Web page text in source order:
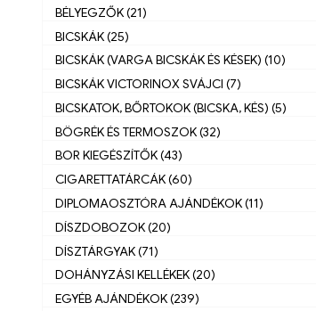
BÉLYEGZŐK (21)
BICSKÁK (25)
BICSKÁK (VARGA BICSKÁK ÉS KÉSEK) (10)
BICSKÁK VICTORINOX SVÁJCI (7)
BICSKATOK, BŐRTOKOK (BICSKA, KÉS) (5)
BÖGRÉK ÉS TERMOSZOK (32)
BOR KIEGÉSZÍTŐK (43)
CIGARETTATÁRCÁK (60)
DIPLOMAOSZTÓRA AJÁNDÉKOK (11)
DÍSZDOBOZOK (20)
DÍSZTÁRGYAK (71)
DOHÁNYZÁSI KELLÉKEK (20)
EGYÉB AJÁNDÉKOK (239)